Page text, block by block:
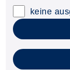
Nur neue
Kurse mit
keine